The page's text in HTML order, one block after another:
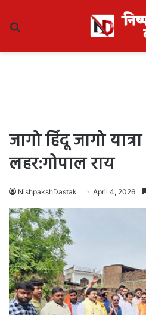
जागो हिंदू जागो
लहर:गोपाल राय
NishpakshDastak April 4, 2026